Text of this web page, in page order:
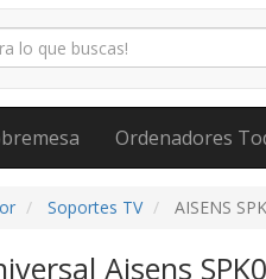
Ordenadores
Soportes TV AISENS
Aisens